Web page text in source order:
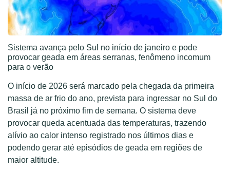
Sistema avança pelo Sul no início de janeiro e pode
provocar geada em áreas serranas, fenômeno incomum
para o verão
O início de 2026 será marcado pela chegada da primeira
massa de ar frio do ano, prevista para ingressar no Sul do
Brasil já no próximo fim de semana. O sistema deve
provocar queda acentuada das temperaturas, trazendo
alívio ao calor intenso registrado nos últimos dias e
podendo gerar até episódios de geada em regiões de
maior altitude.